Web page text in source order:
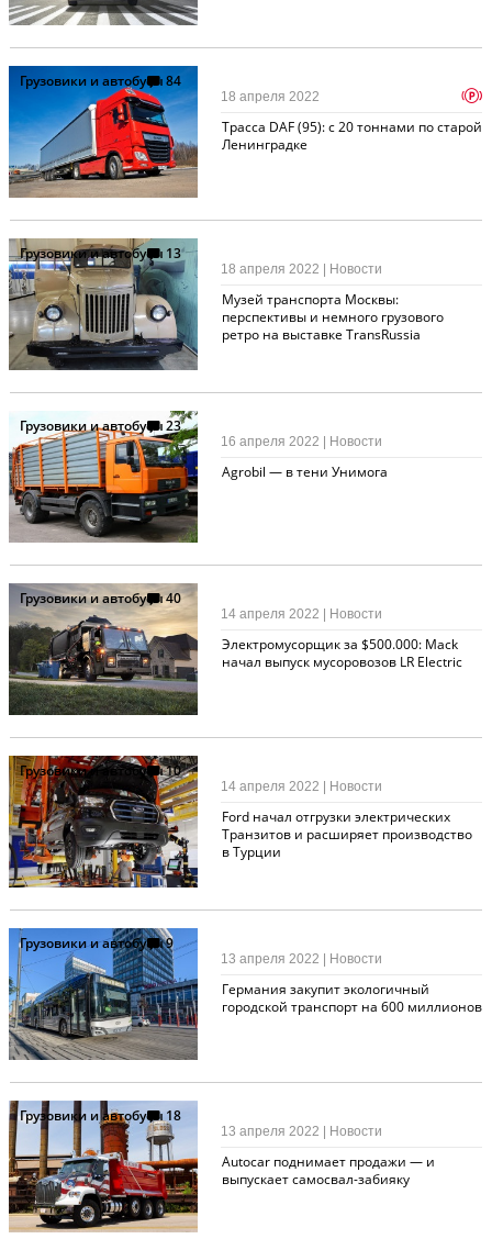
Грузовики и автобусы84
Трасса DAF (95): с 20 тоннами по старой
Ленинградке
18 апреля 2022 p
Грузовики и автобусы 13
Музей транспорта Москвы:
перспективы и немного грузового
ретро на выставке TransRussia
18 апреля 2022 | Новости
Грузовики и автобусы23
Agrobil — в тени Унимога
16 апреля 2022 | Новости
Грузовики и автобусы40
Электромусорщик за $500.000: Mack
начал выпуск мусоровозов LR Electric
14 апреля 2022 | Новости
Грузовики и автобусы10
Ford начал отгрузки электрических
Транзитов и расширяет производство
в Турции
14 апреля 2022 | Новости
Грузовики и автобусы9
Германия закупит экологичный
городской транспорт на 600 миллионов
13 апреля 2022 | Новости
Грузовики и автобусы18
Autocar поднимает продажи — и
выпускает самосвал-забияку
13 апреля 2022 | Новости